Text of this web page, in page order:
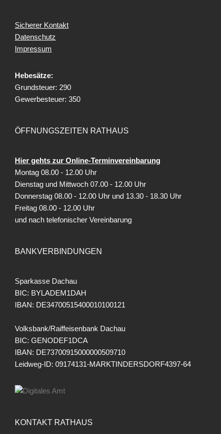
Sicherer Kontakt
Datenschutz
Impressum
Hebesätze:
Grundsteuer: 290
Gewerbesteuer: 350
ÖFFNUNGSZEITEN RATHAUS
Hier gehts zur Online-Terminvereinbarung
Montag 08.00 - 12.00 Uhr
Dienstag und Mittwoch 07.00 - 12.00 Uhr
Donnerstag 08.00 - 12.00 Uhr und 13.30 - 18.30 Uhr
Freitag 08.00 - 12.00 Uhr
und nach telefonischer Vereinbarung
BANKVERBINDUNGEN
Sparkasse Dachau
BIC: BYLADEM1DAH
IBAN: DE34700515400010100121
Volksbank/Raiffeisenbank Dachau
BIC: GENODEF1DCA
IBAN: DE73700915000000509710
Leidweg-ID: 09174131-MARKTINDERSDORF4397-64
KONTAKT RATHAUS